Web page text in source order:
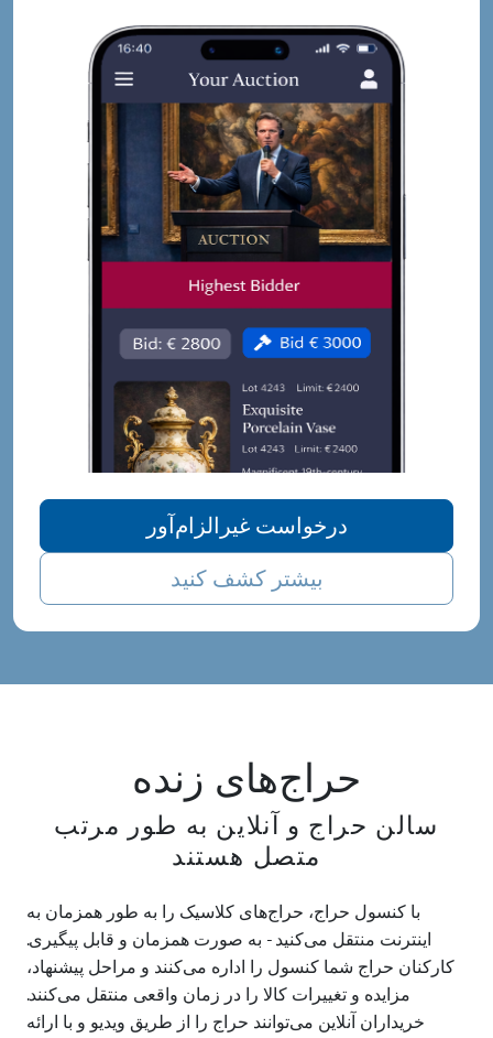
درخواست غیرالزام‌آور
بیشتر کشف کنید
حراج‌های زنده
سالن حراج و آنلاین به طور مرتب
متصل هستند
با کنسول حراج، حراج‌های کلاسیک را به طور همزمان به
اینترنت منتقل می‌کنید - به صورت همزمان و قابل پیگیری.
کارکنان حراج شما کنسول را اداره می‌کنند و مراحل پیشنهاد،
مزایده و تغییرات کالا را در زمان واقعی منتقل می‌کنند.
خریداران آنلاین می‌توانند حراج را از طریق ویدیو و با ارائه